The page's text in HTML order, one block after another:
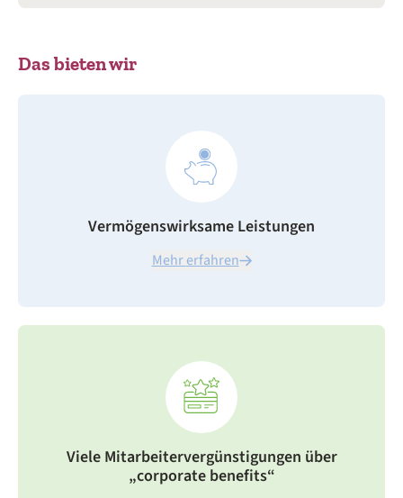
Das bieten wir
Vermögenswirksame Leistungen
Mehr erfahren
Viele Mitarbeitervergünstigungen über
„corporate benefits“